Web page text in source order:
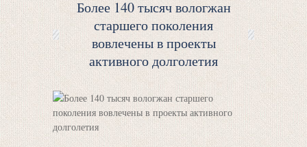
Более 140 тысяч вологжан
старшего поколения
вовлечены в проекты
активного долголетия